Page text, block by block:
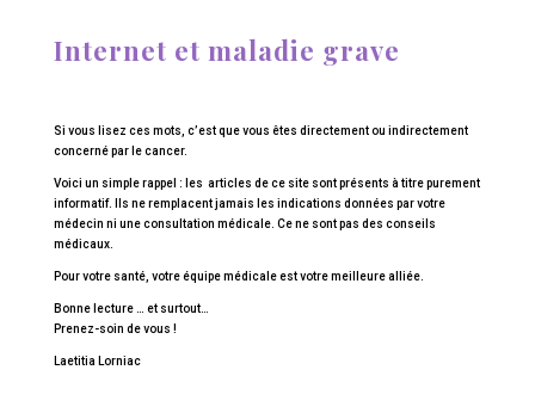
Internet et maladie grave
Si vous lisez ces mots, c’est que vous êtes directement ou indirectement
concerné par le cancer.
Voici un simple rappel : les articles de ce site sont présents à titre purement
informatif. Ils ne remplacent jamais les indications données par votre
médecin ni une consultation médicale. Ce ne sont pas des conseils
médicaux.
Pour votre santé, votre équipe médicale est votre meilleure alliée.
Bonne lecture … et surtout…
Prenez-soin de vous !
Laetitia Lorniac